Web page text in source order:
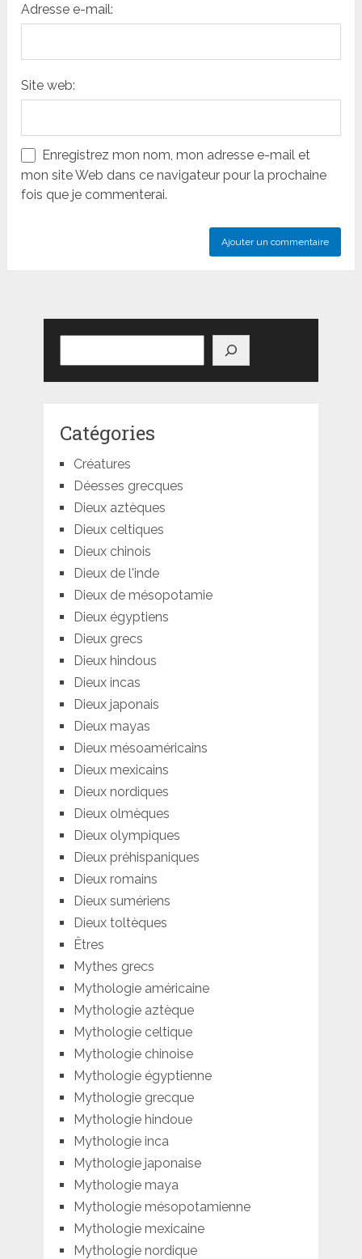
Adresse e-mail:
Site web:
Enregistrez mon nom, mon adresse e-mail et
mon site Web dans ce navigateur pour la prochaine
fois que je commenterai.
Catégories
Créatures
Déesses grecques
Dieux aztèques
Dieux celtiques
Dieux chinois
Dieux de l'inde
Dieux de mésopotamie
Dieux égyptiens
Dieux grecs
Dieux hindous
Dieux incas
Dieux japonais
Dieux mayas
Dieux mésoaméricains
Dieux mexicains
Dieux nordiques
Dieux olmèques
Dieux olympiques
Dieux préhispaniques
Dieux romains
Dieux sumériens
Dieux toltèques
Êtres
Mythes grecs
Mythologie américaine
Mythologie aztèque
Mythologie celtique
Mythologie chinoise
Mythologie égyptienne
Mythologie grecque
Mythologie hindoue
Mythologie inca
Mythologie japonaise
Mythologie maya
Mythologie mésopotamienne
Mythologie mexicaine
Mythologie nordique